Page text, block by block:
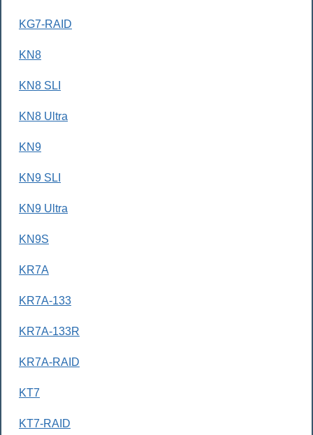
KG7-RAID
KN8
KN8 SLI
KN8 Ultra
KN9
KN9 SLI
KN9 Ultra
KN9S
KR7A
KR7A-133
KR7A-133R
KR7A-RAID
KT7
KT7-RAID